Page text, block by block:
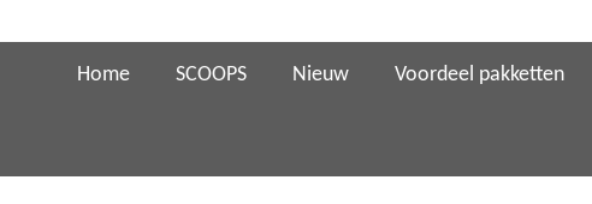
Home SCOOPS Nieuw Voordeel pakketten